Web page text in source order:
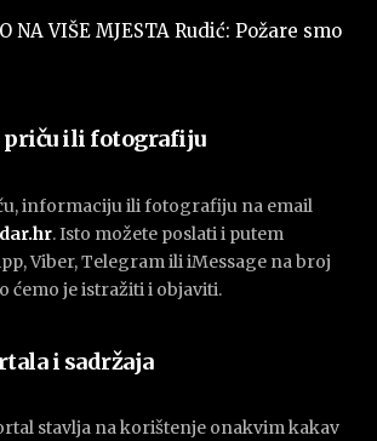
NA VIŠE MJESTA Rudić: Požare smo
priču ili fotografiju
informaciju ili fotografiju na email
. Isto možete poslati i putem
Viber, Telegram ili iMessage na broj
ćemo je istražiti i objaviti.
i sadržaja
stavlja na korištenje onakvim kakav